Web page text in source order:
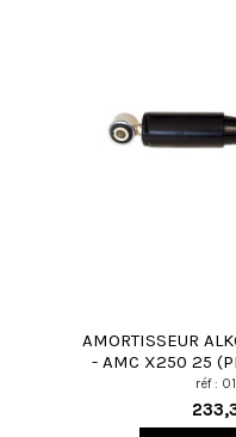
AMORTISSEUR
- AMC X250 25
réf :